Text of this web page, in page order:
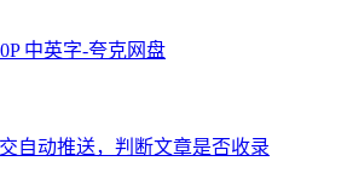
中英字-夸克网盘
自动推送，判断文章是否收录